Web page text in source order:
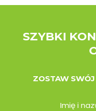
SZYBKI
ZOSTAW
Imię i